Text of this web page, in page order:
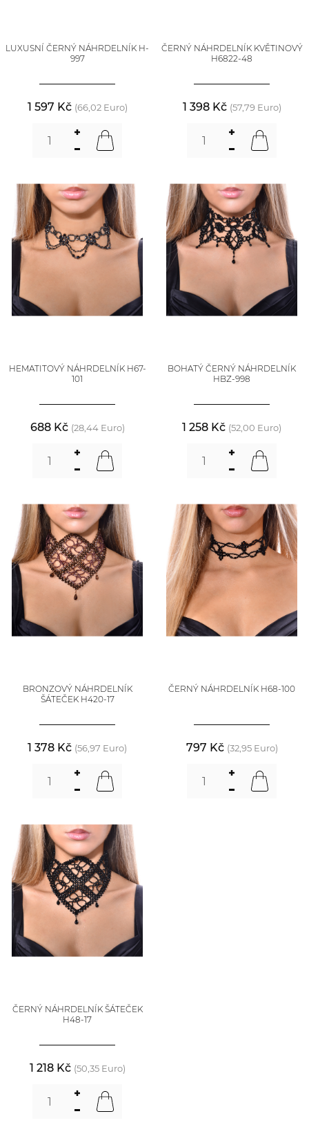
LUXUSNÍ ČERNÝ NÁHRDELNÍK H-
997
1 597 Kč (66,02 Euro)
ČERNÝ NÁHRDELNÍK KVĚTINOVÝ
H6822-48
1 398 Kč (57,79 Euro)
HEMATITOVÝ NÁHRDELNÍK H67-
101
688 Kč (28,44 Euro)
BOHATÝ ČERNÝ NÁHRDELNÍK
HBZ-998
1 258 Kč (52,00 Euro)
BRONZOVÝ NÁHRDELNÍK
ŠÁTEČEK H420-17
1 378 Kč (56,97 Euro)
ČERNÝ NÁHRDELNÍK H68-100
797 Kč (32,95 Euro)
ČERNÝ NÁHRDELNÍK ŠÁTEČEK
H48-17
1 218 Kč (50,35 Euro)